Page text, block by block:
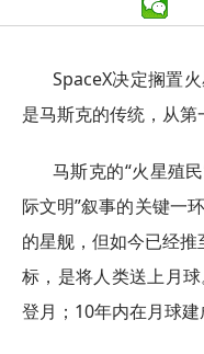
SpaceX决定搁置
是马斯克的传统，从第
马斯克的“火星殖
际文明”叙事的关键一
的星舰，但如今已经
标，是将人类送上月
登月；10年内在月球建